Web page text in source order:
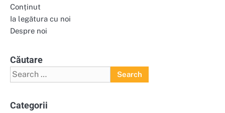
Conținut
Ia legătura cu noi
Despre noi
Căutare
Search
for:
Categorii